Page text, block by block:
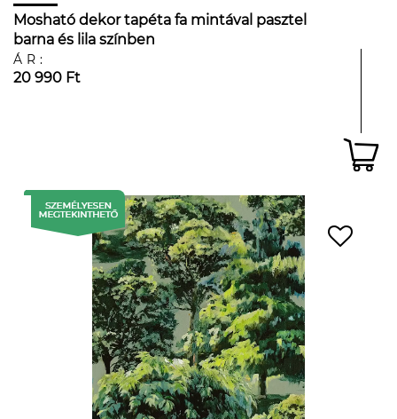
Mosható dekor tapéta fa mintával pasztel
barna és lila színben
ÁR:
20 990 Ft